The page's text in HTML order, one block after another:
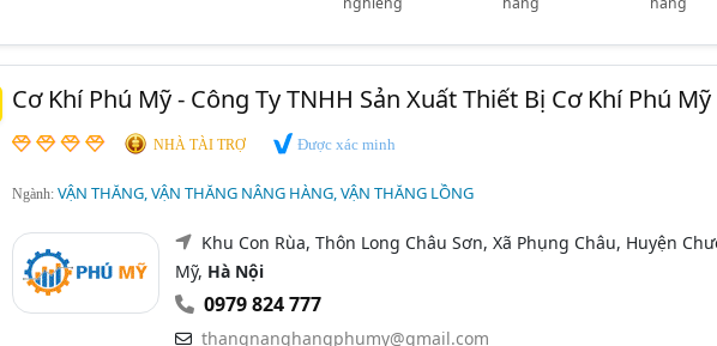
Cơ Khí Phú Mỹ - Công Ty TNHH Sản Xuất Thiết Bị Cơ Khí Phú Mỹ
NHÀ TÀI TRỢ Được xác minh
Ngành: VẬN THĂNG, VẬN THĂNG NÂNG HÀNG, VẬN THĂNG LỒNG
Khu Con Rùa, Thôn Long Châu Sơn, Xã Phụng Châu, Huyện
Mỹ, Hà Nội
0979 824 777
thangnanghangphumy@gmail.com